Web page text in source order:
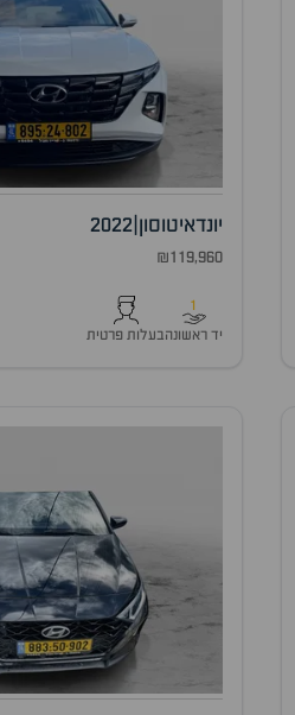
יונדאיטוסון 2022
₪119,960
1
יד ראשונהבעלות פרטית